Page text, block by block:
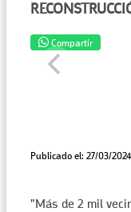
Compartir
Publicado el: 27/03/2024
"Más de 2 mil